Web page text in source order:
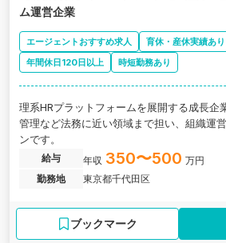
ム運営企業
エージェントおすすめ求人 育休・産休実績あり
年間休日120日以上
時短勤務あり
理系HRプラットフォームを展開する成長企
管理など法務に近い領域まで担い、組織運
ンです。
給与 年収 350〜500 万円
勤務地
東京都千代田区
ブックマーク